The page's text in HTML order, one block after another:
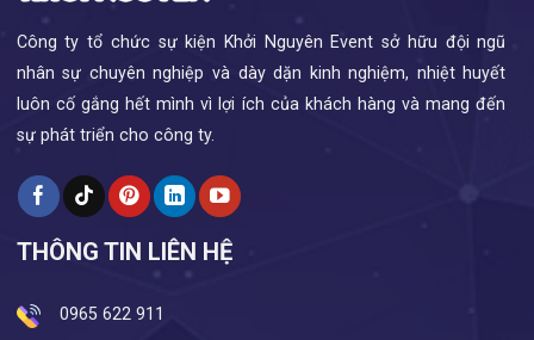
Công ty tổ chức sự kiện Khởi Nguyên Event sở hữu đội ngũ
nhân sự chuyên nghiệp và dày dặn kinh nghiệm, nhiệt huyết
luôn cố gắng hết mình vì lợi ích của khách hàng và mang đến
sự phát triển cho công ty.
THÔNG TIN LIÊN HỆ
0965 622 911